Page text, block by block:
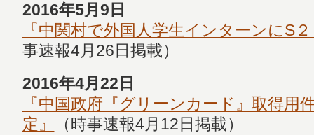
2016年5月9日
『中関村で外国人学生インターンにS
事速報4月26日掲載）
2016年4月22日
『中国政府『グリーンカード』取得用
定』
（時事速報4月12日掲載）